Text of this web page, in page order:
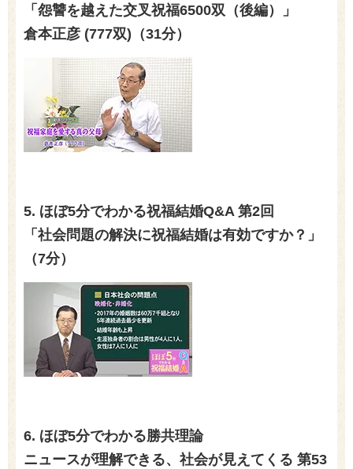
「怨讐を越えた交叉祝福6500双（後編）」
倉本正彦 (777双) （31分）
5. ほぼ5分でわかる祝福結婚Q&A 第2回
「社会問題の解決に祝福結婚は有効ですか？」
（7分）
6. ほぼ5分でわかる勝共理論
ニュースが理解できる、社会が見えてくる 第53